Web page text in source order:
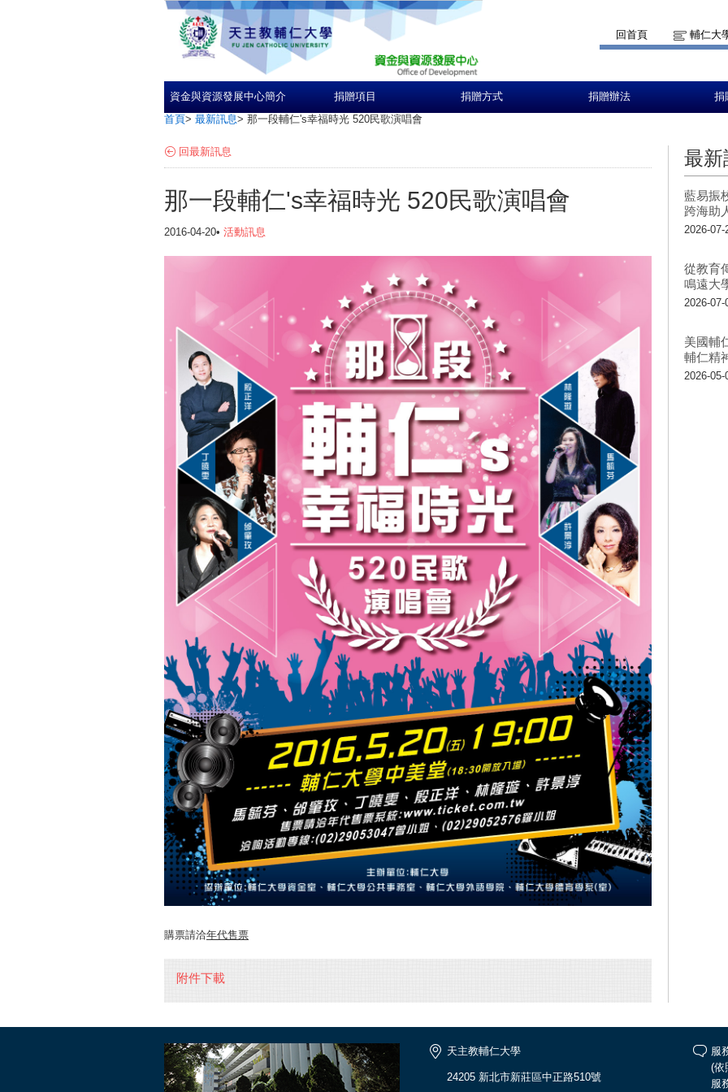
回首頁 輔仁大
資金與資源發展中心簡介 捐贈項目 捐贈方式 捐贈辦法 捐
首頁> 最新訊息> 那一段輔仁's幸福時光 520民歌演唱會
回最新訊息
那一段輔仁's幸福時光 520民歌演唱會
2016-04-20• 活動訊息
購票請洽年代售票
附件下載
最新
藍易振
跨海助
2026-07-
從教育
鳴遠大
2026-07-
美國輔
輔仁精
2026-05-
天主教輔仁大學
24205 新北市新莊區中正路510號
服
(依
服